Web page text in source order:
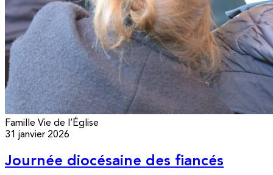
Famille Vie de l’Église
31 janvier 2026
Journée diocésaine des fiancés